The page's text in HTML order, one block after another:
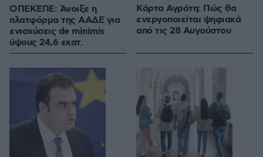
ΟΠΕΚΕΠΕ: Άνοιξε η
πλατφόρμα της ΑΑΔΕ για
ενισχύσεις de minimis
ύψους 24,6 εκατ.
Κάρτα Αγρότη: Πώς θα
ενεργοποιείται ψηφιακά
από τις 28 Αυγούστου